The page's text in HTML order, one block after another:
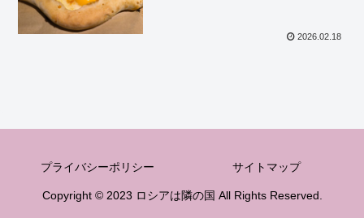
2026.02.18
プライバシーポリシー サイトマップ
Copyright © 2023 ロシアは隣の国 All Rights Reserved.